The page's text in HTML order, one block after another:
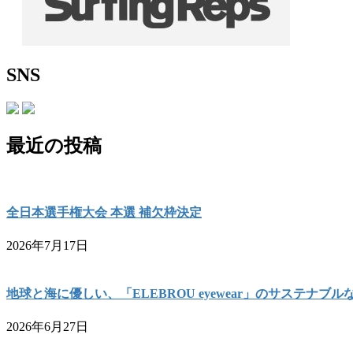
SNS
最近の投稿
全日本選手権大会 本選 補欠枠決定
2026年7月17日
地球と海に優しい、「ELEBROU eyewear」のサステナブル
2026年6月27日